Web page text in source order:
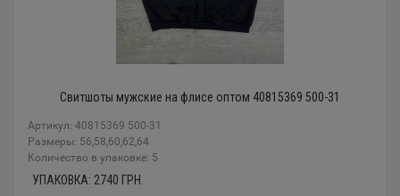
Свитшоты мужские на флисе оптом 40815369 500-31
Артикул: 40815369 500-31
Размеры: 56,58,60,62,64
Количество в упаковке: 5
УПАКОВКА: 2740 ГРН.